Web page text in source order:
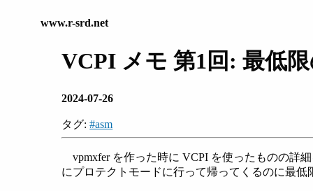
www.r-srd.net
VCPI メモ 第1回: 最低
2024-07-26
タグ: #asm
vpmxfer を作った時に VCPI を使ったものの詳
にプロテクトモードに行って帰ってくるのに最